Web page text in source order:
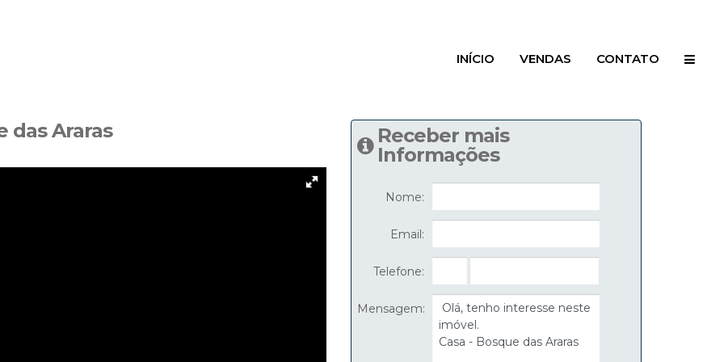
CONTATO
VENDAS
INÍCIO
das Araras
Receber mais
Informações
Nome:
Email:
Telefone:
Mensagem: